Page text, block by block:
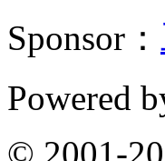
Sponsor：
Powered